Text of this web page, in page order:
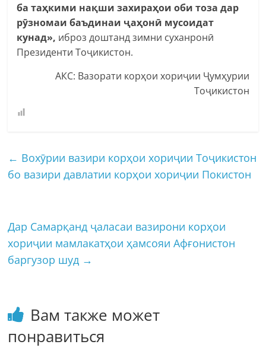
ба таҳкими нақши захираҳои оби тоза дар
рӯзномаи баъдинаи ҷаҳонӣ мусоидат
кунад», иброз доштанд зимни суханронӣ
Президенти Тоҷикистон.
АКС: Вазорати корҳои хориҷии Ҷумҳурии
Тоҷикистон
← Вохӯрии вазири корҳои хориҷии Тоҷикистон
бо вазири давлатии корҳои хориҷии Покистон
Дар Самарқанд ҷаласаи вазирони корҳои
хориҷии мамлакатҳои ҳамсояи Афғонистон
баргузор шуд →
Вам также может
понравиться